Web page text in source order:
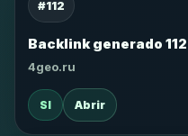
#112
Backlink generado 112
4geo.ru
SI Abrir